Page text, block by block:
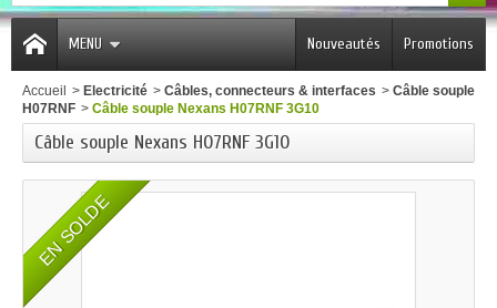
MENU Promotions
Nouveautés
Accueil > Electricité > Câbles, connecteurs & interfaces > Câble souple
H07RNF > Câble souple Nexans H07RNF 3G10
Câble souple Nexans H07RNF 3G10
EN SOLDE